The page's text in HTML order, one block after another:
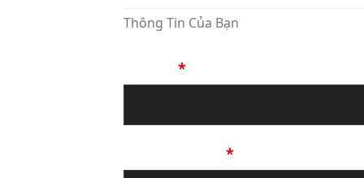
Thông Tin Của Bạn
*
*